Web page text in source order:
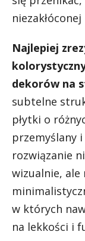
Najlepiej
dekorów na
subtelne
płytki o
przemyślany
rozwiązanie
wizualnie, ale
w których
na lekkości i